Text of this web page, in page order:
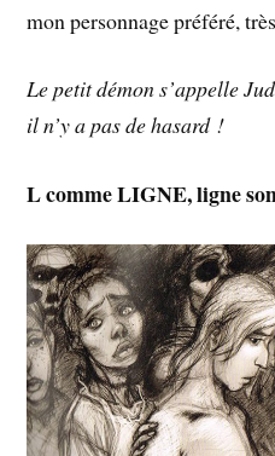
mon personnage préféré,
Le petit démon s’appelle
il n’y a pas de hasard !
L comme LIGNE, ligne